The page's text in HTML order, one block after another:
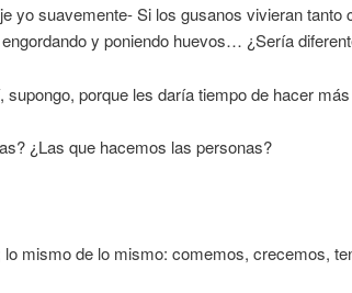
yo suavemente- Si los gusanos vivieran tanto
y poniendo huevos… ¿Sería
porque les daría tiempo de hacer
¿Las que hacemos las personas?
lo mismo de lo mismo: comemos, crecemos,